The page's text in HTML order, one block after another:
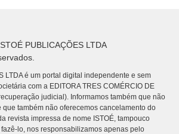
PUBLICAÇÕES LTDA
LTDA é um portal digital independente e sem
com a EDITORA TRES COMÉRCIO DE
judicial). Informamos também que não
também não oferecemos cancelamento do
revista impressa de nome ISTOÉ, tampouco
lo, nos responsabilizamos apenas pelo